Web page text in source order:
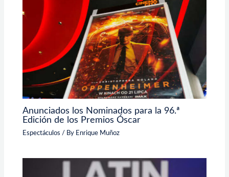
Anunciados los Nominados para la 96.ª
Edición de los Premios Óscar
Espectáculos / By Enrique Muñoz